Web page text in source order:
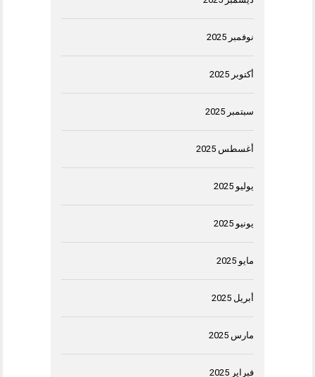
نوفمبر 2025
أكتوبر 2025
سبتمبر 2025
أغسطس 2025
يوليو 2025
يونيو 2025
مايو 2025
أبريل 2025
مارس 2025
فبراير 2025